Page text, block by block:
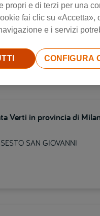
Verti in provincia di
Verti in provincia di
SAN GIOVANNI
propri e di terzi per una
fai clic su
e i servizi
CONFIGURA